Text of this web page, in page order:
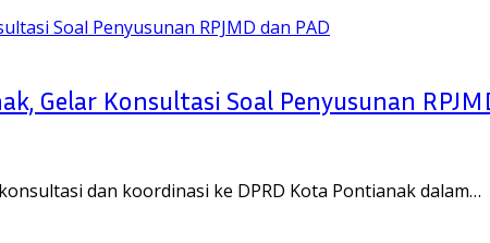
Gelar Konsultasi Soal Penyusunan
dan koordinasi ke DPRD Kota Pontianak dalam…